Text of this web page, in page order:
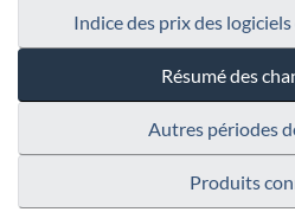
Indice des prix des
Résumé des
Autres périodes
Produits